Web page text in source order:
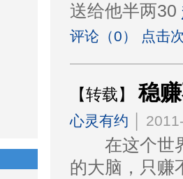
送给他半两30
评论（0） 点击
【转载】 稳
心灵有约 │
在这个世界
的大脑，只